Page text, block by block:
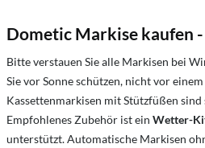
Dometic Markise kaufen
Bitte verstauen Sie alle Markisen bei
Sie vor Sonne schützen, nicht vor
Kassettenmarkisen mit Stützfüßen
Empfohlenes Zubehör ist ein Wetter-
unterstützt. Automatische Markisen